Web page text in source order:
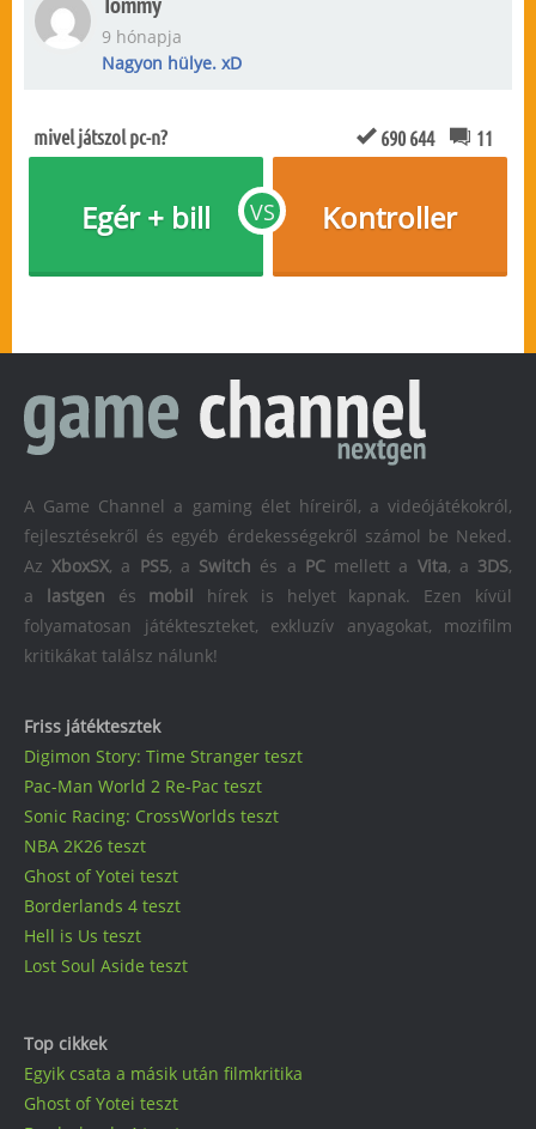
9 hónapja
Nagyon hülye. xD
mivel játszol pc-n? 690 644 11
VS
Egér + bill Kontroller
Friss játéktesztek
Digimon Story: Time Stranger teszt
Pac-Man World 2 Re-Pac teszt
Sonic Racing: CrossWorlds teszt
NBA 2K26 teszt
Ghost of Yotei teszt
Borderlands 4 teszt
Hell is Us teszt
Lost Soul Aside teszt
Top cikkek
Egyik csata a másik után filmkritika
Ghost of Yotei teszt
A Game Channel a gaming élet híreiről, a videójátékokról,
fejlesztésekről és egyéb érdekességekről számol be Neked.
AzXboxSX, a PS5, a Switch és a PCmellett a Vita, a 3DS,
a lastgen és mobil hírek is helyet kapnak. Ezen kívül
folyamatosan játékteszteket, exkluzív anyagokat, mozifilm
kritikákat találsz nálunk!